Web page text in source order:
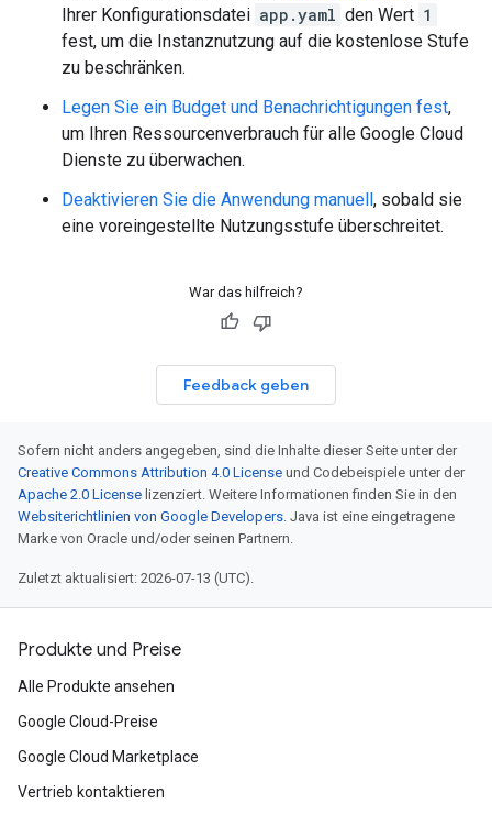
Ihrer Konfigurationsdatei app.yaml den Wert 1
fest, um die Instanznutzung auf die kostenlose Stufe
zu beschränken.
Legen Sie ein Budget und Benachrichtigungen fest,
um Ihren Ressourcenverbrauch für alle Google Cloud
Dienste zu überwachen.
Deaktivieren Sie die Anwendung manuell, sobald sie
eine voreingestellte Nutzungsstufe überschreitet.
War das hilfreich?
Feedback geben
Sofern nicht anders angegeben, sind die Inhalte dieser Seite unter der
Creative Commons Attribution 4.0 License und Codebeispiele unter der
Apache 2.0 License lizenziert. Weitere Informationen finden Sie in den
Websiterichtlinien von Google Developers. Java ist eine eingetragene
Marke von Oracle und/oder seinen Partnern.
Zuletzt aktualisiert: 2026-07-13 (UTC).
Produkte und Preise
Alle Produkte ansehen
Google Cloud-Preise
Google Cloud Marketplace
Vertrieb kontaktieren